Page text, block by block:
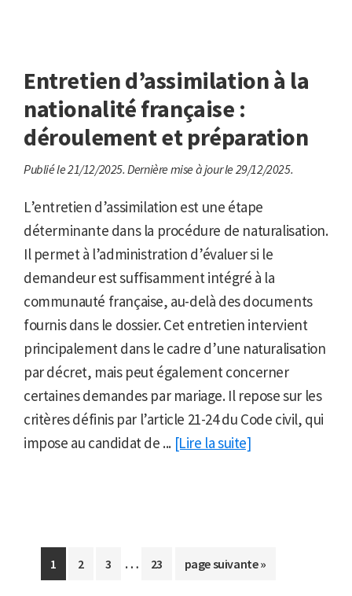
Entretien d’assimilation à la
nationalité française :
déroulement et préparation
Publié le 21/12/2025. Dernière mise à jour le 29/12/2025.
L’entretien d’assimilation est une étape
déterminante dans la procédure de naturalisation.
Il permet à l’administration d’évaluer si le
demandeur est suffisamment intégré à la
communauté française, au-delà des documents
fournis dans le dossier. Cet entretien intervient
principalement dans le cadre d’une naturalisation
par décret, mais peut également concerner
certaines demandes par mariage. Il repose sur les
critères définis par l’article 21-24 du Code civil, qui
impose au candidat de ... [Lire la suite]
Aller
à
1
Aller
2
Aller
3
Pages
…
Aller
23
Aller
page suivante »